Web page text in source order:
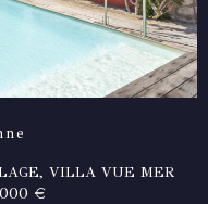
VILLA VUE MER
€